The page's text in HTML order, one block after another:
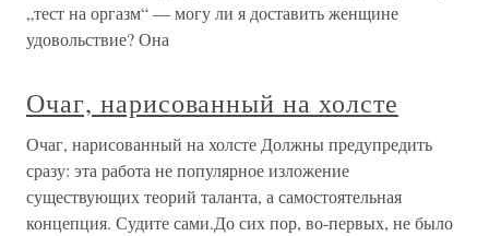
„тест на оргазм“ — могу ли я доставить женщине
удовольствие? Она
Очаг, нарисованный на холсте
Очаг, нарисованный на холсте Должны предупредить
сразу: эта работа не популярное изложение
существующих теорий таланта, а самостоятельная
концепция. Судите сами.До сих пор, во-первых, не было